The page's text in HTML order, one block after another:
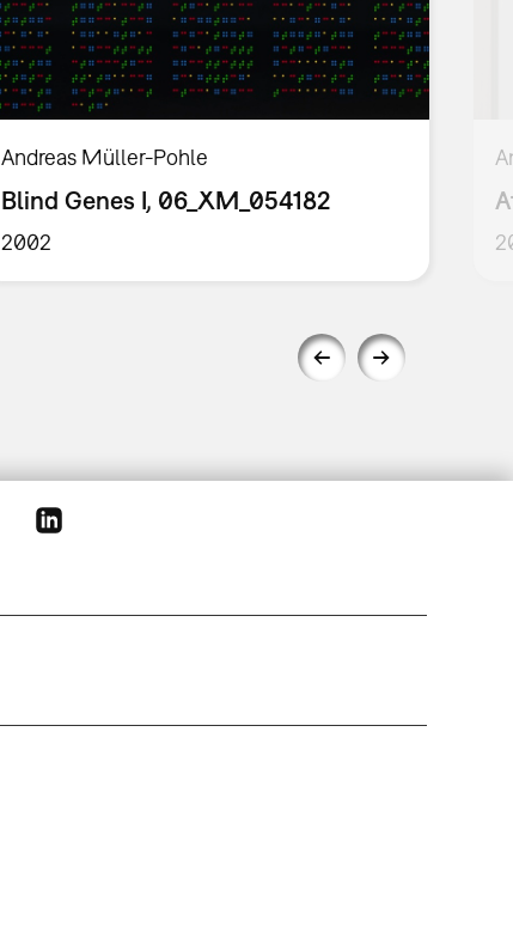
Andreas Müller-Pohle
Blind Genes I, 06_XM_054182
2002